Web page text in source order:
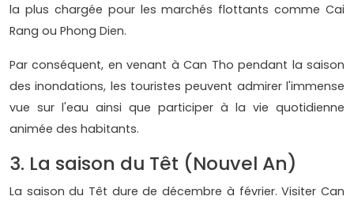
la plus chargée pour les marchés flottants comme Cai
Rang ou Phong Dien.
Par conséquent, en venant à Can Tho pendant la saison
des inondations, les touristes peuvent admirer l'immense
vue sur l'eau ainsi que participer à la vie quotidienne
animée des habitants.
3. La saison du Têt (Nouvel An)
La saison du Têt dure de décembre à février. Visiter Can